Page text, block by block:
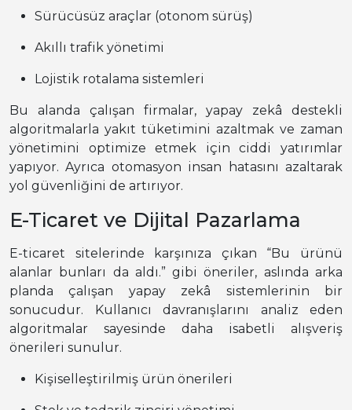
Sürücüsüz araçlar (otonom sürüş)
Akıllı trafik yönetimi
Lojistik rotalama sistemleri
Bu alanda çalışan firmalar, yapay zekâ destekli
algoritmalarla yakıt tüketimini azaltmak ve zaman
yönetimini optimize etmek için ciddi yatırımlar
yapıyor. Ayrıca otomasyon insan hatasını azaltarak
yol güvenliğini de artırıyor.
E-Ticaret ve Dijital Pazarlama
E-ticaret sitelerinde karşınıza çıkan “Bu ürünü
alanlar bunları da aldı.” gibi öneriler, aslında arka
planda çalışan yapay zekâ sistemlerinin bir
sonucudur. Kullanıcı davranışlarını analiz eden
algoritmalar sayesinde daha isabetli alışveriş
önerileri sunulur.
Kişiselleştirilmiş ürün önerileri